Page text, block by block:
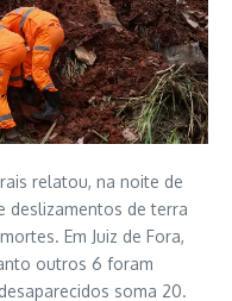
relatou, na noite de
deslizamentos de terra
Em Juiz de Fora,
outros 6 foram
soma 20.